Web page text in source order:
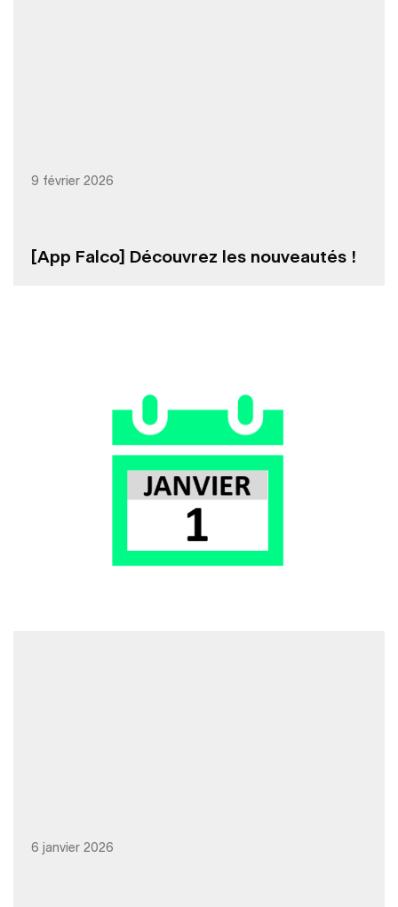
[App Falco] Découvrez les nouveautés !
9 février 2026
6 janvier 2026